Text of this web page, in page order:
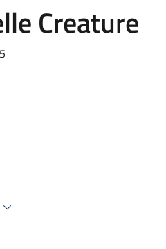
Creature